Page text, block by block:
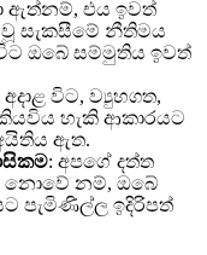
ඇත්නම්, එය ඉවත්
සැකසීමේ නීතිමය
ඔබේ සම්මුතිය ඉවත්
අදාළ විට, ව්‍යුහගත,
හැකි ආකාරයට
ඇත.
: අපගේ දත්ත
නොවේ නම්, ඔබේ
පැමිණිල්ල ඉදිරිපත්